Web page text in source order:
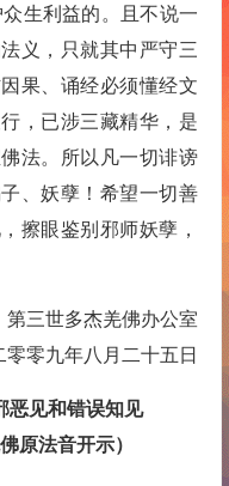
生利益的。且不说一
义，只就其中严守三
果、诵经必须懂经文
，已涉三藏精华，是
法。所以凡一切诽谤
、妖孽！希望一切善
擦眼鉴别邪师妖孽，
世多杰羌佛办公室
零零九年八月二十五日
恶见和错误知见
原法音开示）